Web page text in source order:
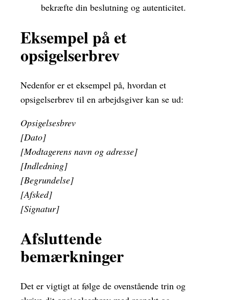
bekræfte din beslutning og autenticitet.
Eksempel på et
opsigelserbrev
Nedenfor er et eksempel på, hvordan et
opsigelserbrev til en arbejdsgiver kan se ud:
Opsigelsesbrev
[Dato]
[Modtagerens navn og adresse]
[Indledning]
[Begrundelse]
[Afsked]
[Signatur]
Afsluttende
bemærkninger
Det er vigtigt at følge de ovenstående trin og